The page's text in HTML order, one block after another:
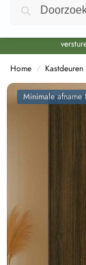
Door de
levertijd
Home /
Minimale afname